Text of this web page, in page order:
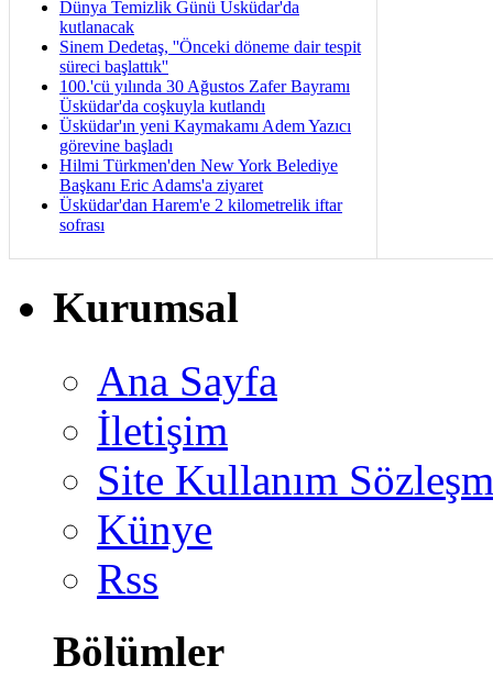
Dünya Temizlik Günü Üsküdar'da
kutlanacak
Sinem Dedetaş, ''Önceki döneme dair tespit
süreci başlattık''
100.'cü yılında 30 Ağustos Zafer Bayramı
Üsküdar'da coşkuyla kutlandı
Üsküdar'ın yeni Kaymakamı Adem Yazıcı
görevine başladı
Hilmi Türkmen'den New York Belediye
Başkanı Eric Adams'a ziyaret
Üsküdar'dan Harem'e 2 kilometrelik iftar
sofrası
Kurumsal
Ana Sayfa
İletişim
Site Kullanım
Künye
Rss
Bölümler